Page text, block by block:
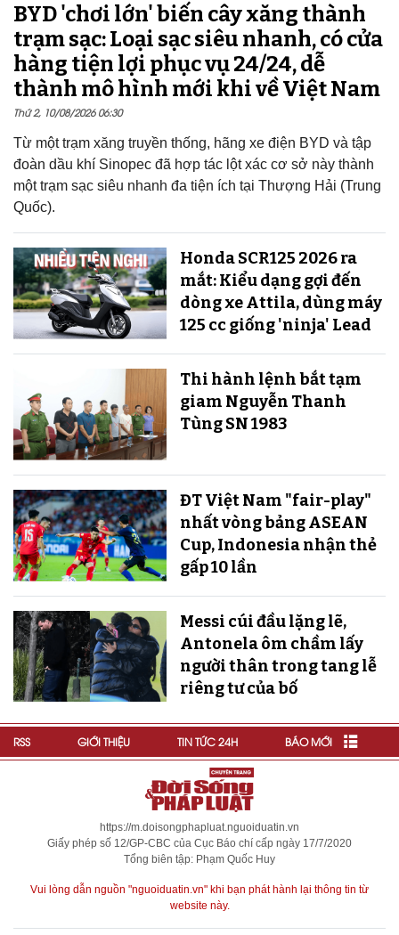
BYD 'chơi lớn' biến cây xăng thành
trạm sạc: Loại sạc siêu nhanh, có cửa
hàng tiện lợi phục vụ 24/24, dễ
thành mô hình mới khi về Việt Nam
Thứ 2, 10/08/2026 06:30
Từ một trạm xăng truyền thống, hãng xe điện BYD và tập
đoàn dầu khí Sinopec đã hợp tác lột xác cơ sở này thành
một trạm sạc siêu nhanh đa tiện ích tại Thượng Hải (Trung
Quốc).
Honda SCR125 2026 ra
mắt: Kiểu dạng gợi đến
dòng xe Attila, dùng máy
125 cc giống 'ninja' Lead
Thi hành lệnh bắt tạm
giam Nguyễn Thanh
Tùng SN 1983
ĐT Việt Nam "fair-play"
nhất vòng bảng ASEAN
Cup, Indonesia nhận thẻ
gấp 10 lần
Messi cúi đầu lặng lẽ,
Antonela ôm chầm lấy
người thân trong tang lễ
riêng tư của bố
RSS GIỚI THIỆU TIN TỨC 24H BÁO MỚI
https://m.doisongphapluat.nguoiduatin.vn
Giấy phép số 12/GP-CBC của Cục Báo chí cấp ngày 17/7/2020
Tổng biên tập: Phạm Quốc Huy
Vui lòng dẫn nguồn "nguoiduatin.vn" khi bạn phát hành lại thông tin từ
website này.